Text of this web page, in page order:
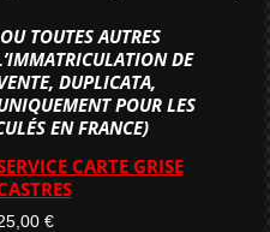
TOUTES AUTRES
IMMATRICULATIONDE
DUPLICATA,
POUR LES
EN FRANCE)
CARTE GRISE
€